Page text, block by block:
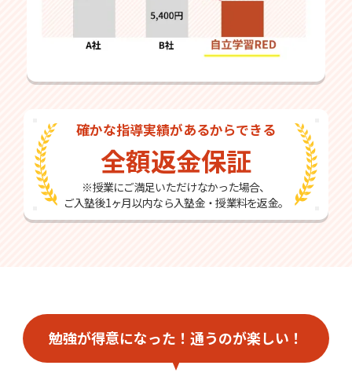
確かな指導実績があるからできる
全額返金保証
※授業にご満足いただけなかった場合、
ご入塾後1ヶ月以内なら入塾金・授業料を返金。
勉強が得意になった！通うのが楽しい！